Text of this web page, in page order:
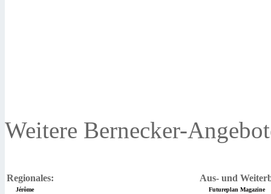
Weitere Bernecker-
Regionales: Aus- und
Jérôme
Futureplan Magazine